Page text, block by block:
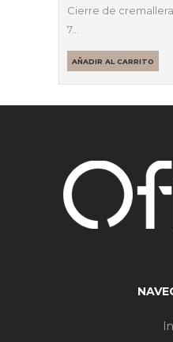
Cierre de
7…
AÑADIR AL CARRITO